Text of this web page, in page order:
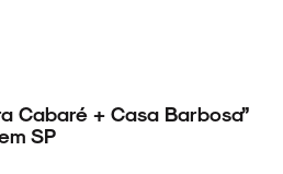
Cabaré + Casa Barbosa”
SP